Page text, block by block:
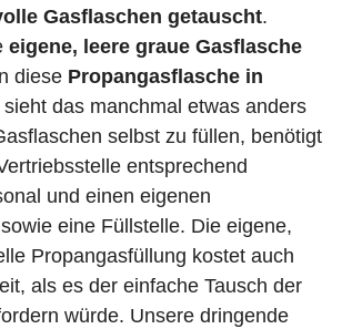
Gasflaschen getauscht.
eigene, leere graue Gasflasche
diese Propangasflasche in
sieht das manchmal etwas anders
selbst zu füllen, benötigt
entsprechend
und einen eigenen
eine Füllstelle. Die eigene,
Propangasfüllung kostet auch
als es der einfache Tausch der
würde. Unsere dringende